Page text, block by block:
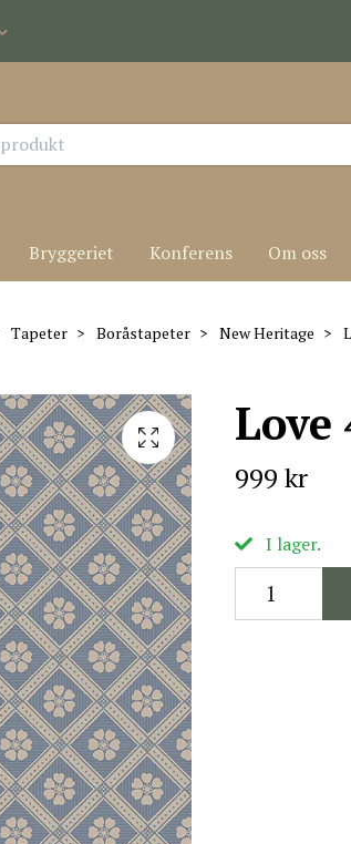
Bryggeriet Konferens Om oss
Tapeter Boråstapeter New Heritage
Love
999 kr
I lager.